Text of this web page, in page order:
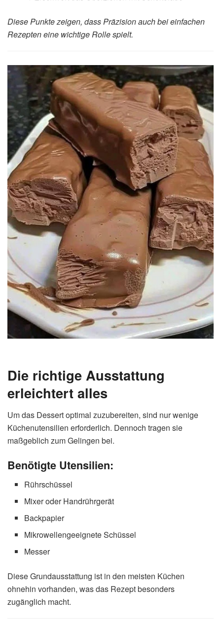
Diese Punkte zeigen, dass Präzision auch bei einfachen
Rezepten eine wichtige Rolle spielt.
Die richtige Ausstattung
erleichtert alles
Um das Dessert optimal zuzubereiten, sind nur wenige
Küchenutensilien erforderlich. Dennoch tragen sie
maßgeblich zum Gelingen bei.
Benötigte Utensilien:
Rührschüssel
Mixer oder Handrührgerät
Backpapier
Mikrowellengeeignete Schüssel
Messer
Diese Grundausstattung ist in den meisten Küchen
ohnehin vorhanden, was das Rezept besonders
zugänglich macht.